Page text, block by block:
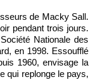
de Macky Sall.
pendant trois jours.
Nationale des
en 1998. Essoufflé
1960, envisage la
qui replonge le pays,